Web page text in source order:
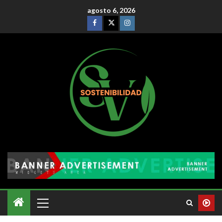
agosto 6, 2026